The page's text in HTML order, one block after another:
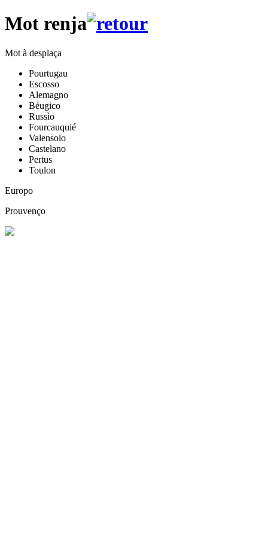
Mot renja
Mot à desplaça
Pourtugau
Escosso
Alemagno
Béugico
Russìo
Fourcauquié
Valensolo
Castelano
Pertus
Toulon
Europo
Prouvenço